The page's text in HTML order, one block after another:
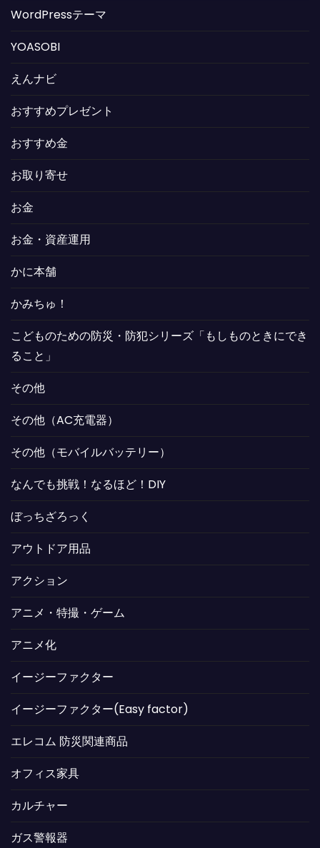
WordPressテーマ
YOASOBI
えんナビ
おすすめプレゼント
おすすめ金
お取り寄せ
お金
お金・資産運用
かに本舗
かみちゅ！
こどものための防災・防犯シリーズ「もしものときにでき
ること」
その他
その他（AC充電器）
その他（モバイルバッテリー）
なんでも挑戦！なるほど！DIY
ぼっちざろっく
アウトドア用品
アクション
アニメ・特撮・ゲーム
アニメ化
イージーファクター
イージーファクター(Easy factor)
エレコム 防災関連商品
オフィス家具
カルチャー
ガス警報器